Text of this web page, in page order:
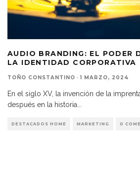
AUDIO BRANDING: EL PODER
LA IDENTIDAD CORPORATIVA
TOÑO CONSTANTINO · 1 MARZO, 2024
En el siglo XV, la invención de la
después en la historia
DESTACADOS HOME MARKETING 0